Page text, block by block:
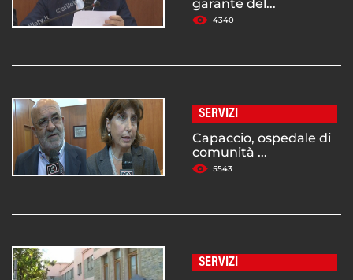
garante del...
4340
SERVIZI
Capaccio, ospedale di
comunità ...
5543
SERVIZI